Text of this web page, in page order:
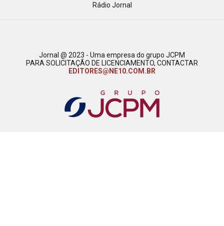
Rádio Jornal
Jornal @ 2023 - Uma empresa do grupo JCPM
PARA SOLICITAÇÃO DE LICENCIAMENTO, CONTACTAR
EDITORES@NE10.COM.BR